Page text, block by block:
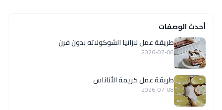
أحدث الوصفات
طريقة عمل لازانيا الشوكولاته بدون فرن
2026-07-08
طريقة عمل كريمة الأناناس
2026-07-08